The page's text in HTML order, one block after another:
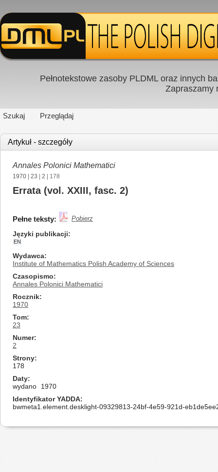
Pełnotekstowe zasoby PLDML oraz innych
Zapraszamy
Szukaj Przeglądaj
Artykuł - szczegóły
Annales Polonici Mathematici
1970 23 2 | 178
Errata (vol. XXIII, fasc. 2)
Pełne teksty: Pobierz
Języki publikacji
EN
Wydawca
Institute of Mathematics Polish Academy of Sciences
Czasopismo
Annales Polonici Mathematici
Rocznik
1970
Tom
23
Numer
2
Strony
178
Daty
wydano
1970
Identyfikator YADDA
bwmeta1.element.desklight-09329813-24bf-4e59-921d-